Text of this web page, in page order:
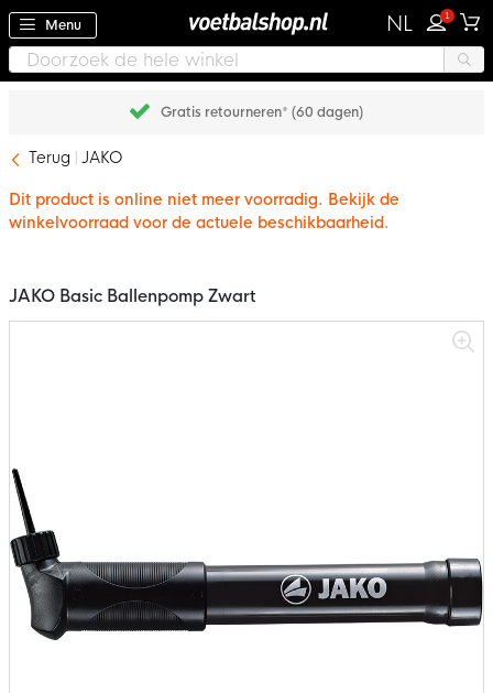
Menu NL 1
Gratis retourneren* (60 dagen)
Terug JAKO
Dit product is online niet meer voorradig. Bekijk de
winkelvoorraad voor de actuele beschikbaarheid.
JAKO Basic Ballenpomp Zwart